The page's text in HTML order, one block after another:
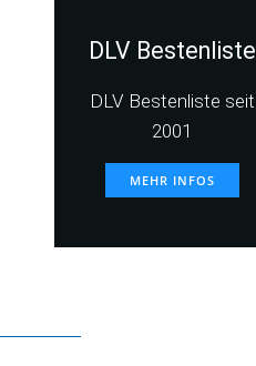
DLV Bestenliste
DLV Bestenliste seit
2001
MEHR INFOS